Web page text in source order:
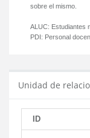
sobre el mismo.
ALUC: Estudiantes
PDI: Personal
Unidad de
ID